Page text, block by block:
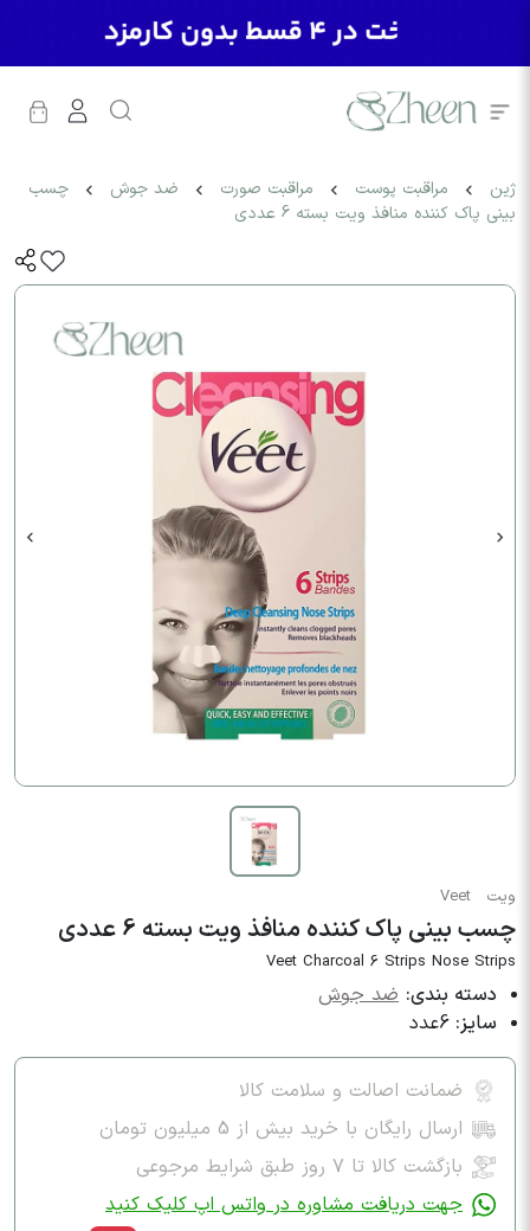
ژین مراقبت پوست مراقبت صورت ضد جوش
چسب
بینی پاک کننده منافذ ویت بسته 6 عددی
ویت Veet
چسب بینی پاک کننده منافذ ویت بسته 6 عددی
Veet Charcoal 6 Strips Nose Strips
دسته بندی: ضد جوش
سایز: 6عدد
ضمانت اصالت و سلامت کالا
ارسال رایگان با خرید بیش از 5 میلیون تومان
بازگشت کالا تا ۷ روز طبق شرایط مرجوعی
جهت دریافت مشاوره در واتس اپ کلیک کنید